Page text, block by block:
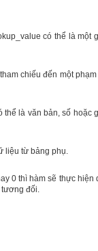
có thể là một
chiếu đến một
thể là văn bản, số hoặc
liệu từ bảng phụ.
0 thì hàm sẽ thực hiện
đối.